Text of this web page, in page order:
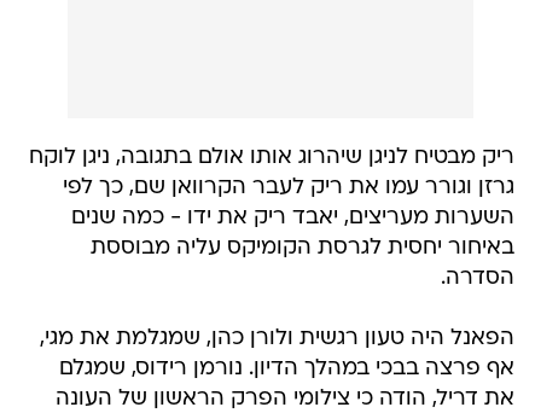
ריק מבטיח לניגן שיהרוג אותו אולם בתגובה, ניגן לוקח
גרזן וגורר עמו את ריק לעבר הקרוואן שם, כך לפי
השערות מעריצים, יאבד ריק את ידו - כמה שנים
באיחור יחסית לגרסת הקומיקס עליה מבוססת
הסדרה.
הפאנל היה טעון רגשית ולורן כהן, שמגלמת את מגי,
אף פרצה בבכי במהלך הדיון. נורמן רידוס, שמגלם
את דריל, הודה כי צילומי הפרק הראשון של העונה